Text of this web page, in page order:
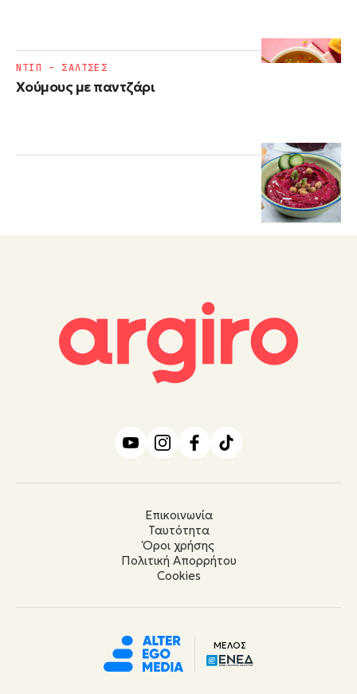
Χούμους με παντζάρι
ΝΤΙΠ – ΣΑΛΤΣΕΣ
Επικοινωνία
Ταυτότητα
Όροι χρήσης
Πολιτική Απορρήτου
Cookies
ΜΕΛΟΣ